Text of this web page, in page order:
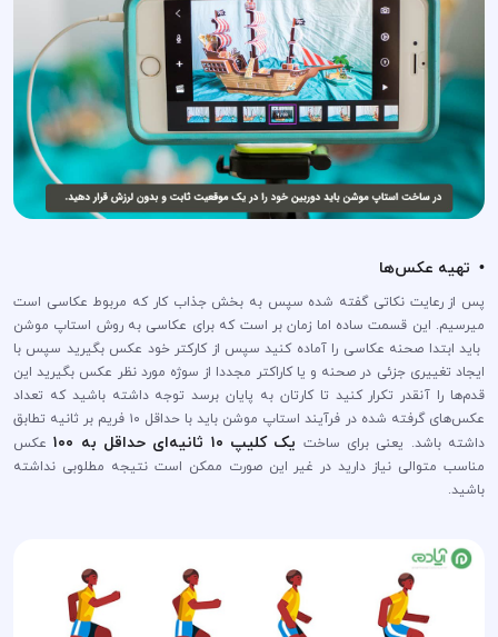
• تهیه عکس‌ها
پس از رعایت نکاتی گفته شده سپس به بخش جذاب کار که مربوط عکاسی است
میرسیم. این قسمت ساده اما زمان بر است که برای عکاسی به روش استاپ موشن
باید ابتدا صحنه عکاسی را آماده کنید سپس از کارکتر خود عکس بگیرید سپس با
ایجاد تغییری جزئی در صحنه و یا کاراکتر مجددا از سوژه مورد نظر عکس بگیرید این
قدم‌ها را آنقدر تکرار کنید تا کارتان به پایان برسد توجه داشته باشید که تعداد
عکس‌های گرفته شده در فرآیند استاپ موشن باید با حداقل ۱۰ فریم بر ثانیه تطابق
داشته باشد. یعنی برای ساخت یک کلیپ ۱۰ ثانیه‌ای حداقل به ۱۰۰
عکس
مناسب متوالی نیاز دارید در غیر این صورت ممکن است نتیجه مطلوبی نداشته
باشید.